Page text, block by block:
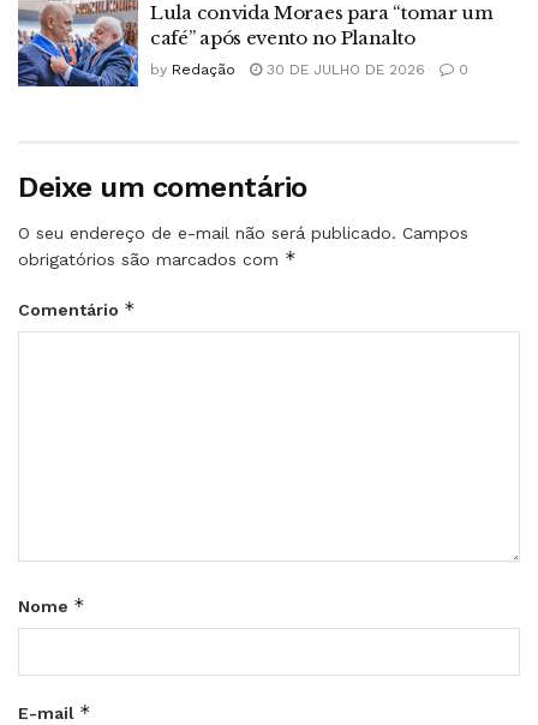
Lula convida Moraes para “tomar um
café” após evento no Planalto
by Redação 30 DE JULHO DE 2026 0
Deixe um comentário
O seu endereço de e-mail não será publicado. Campos
obrigatórios são marcados com *
Comentário *
Nome *
E-mail *